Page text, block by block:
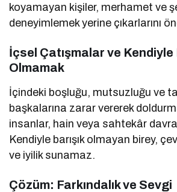
koyamayan kişiler, merhamet ve
deneyimlemek yerine çıkarlarını
İçsel Çatışmalar ve Kendiyle
Olmamak
İçindeki boşluğu, mutsuzluğu ve
başkalarına zarar vererek
insanlar, hain veya sahtekâr
Kendiyle barışık olmayan birey,
ve iyilik sunamaz.
Çözüm: Farkındalık ve Sevgi